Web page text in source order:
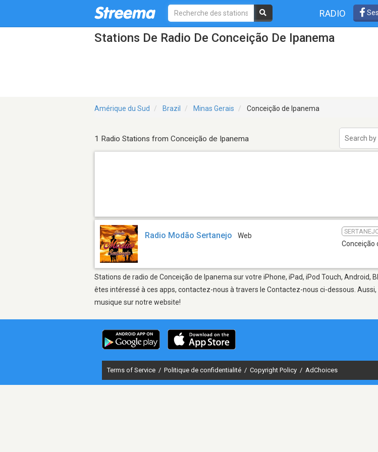
RADIO
Stations De Radio De Conceição De Ipanema
Amérique du Sud Brazil Minas Gerais Conceição de Ipanema
1 Radio Stations from Conceição de Ipanema
Radio Modão Sertanejo Web
Conceição
Stations de radio de Conceição de Ipanema sur votre iPhone, iPad, iPod Touch,
êtes intéressé à ces apps, contactez-nous à travers le Contactez-nous ci-dessous.
musique sur notre website!
Terms of Service / Politique de confidentialité / Copyright Policy / AdChoices